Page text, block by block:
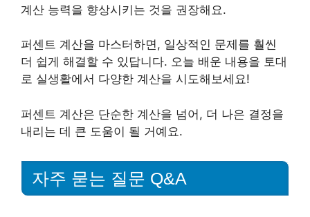
계산 능력을 향상시키는 것을 권장해요.
퍼센트 계산을 마스터하면, 일상적인 문제를 훨씬
더 쉽게 해결할 수 있답니다. 오늘 배운 내용을 토대
로 실생활에서 다양한 계산을 시도해보세요!
퍼센트 계산은 단순한 계산을 넘어, 더 나은 결정을
내리는 데 큰 도움이 될 거예요.
자주 묻는 질문 Q&A